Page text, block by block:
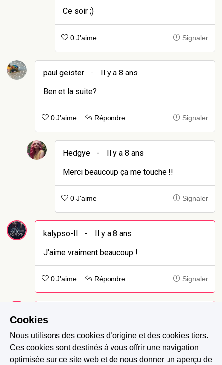
Ce soir ;)
0 J'aime Signaler
paul geister -
Il y a 8 ans
Ben et la suite?
0 J'aime Répondre Signaler
Hedgye -
Il y a 8 ans
Merci beaucoup ça me touche !!
0 J'aime Signaler
kalypso-II -
Il y a 8 ans
J'aime vraiment beaucoup !
0 J'aime Répondre Signaler
Et mon message ne s'est pas affiché en entier.
Je disais que je ne trouvais pas ses manières
de petite fille orpheline de père, comme elle
Cookies
Nous utilisons des cookies d’origine et des cookies tiers.
Ces cookies sont destinés à vous offrir une navigation
optimisée sur ce site web et de nous donner un aperçu de